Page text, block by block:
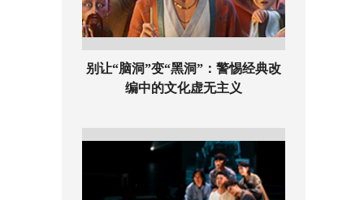
别让“脑洞”变“黑洞”：警惕经典改
编中的文化虚无主义